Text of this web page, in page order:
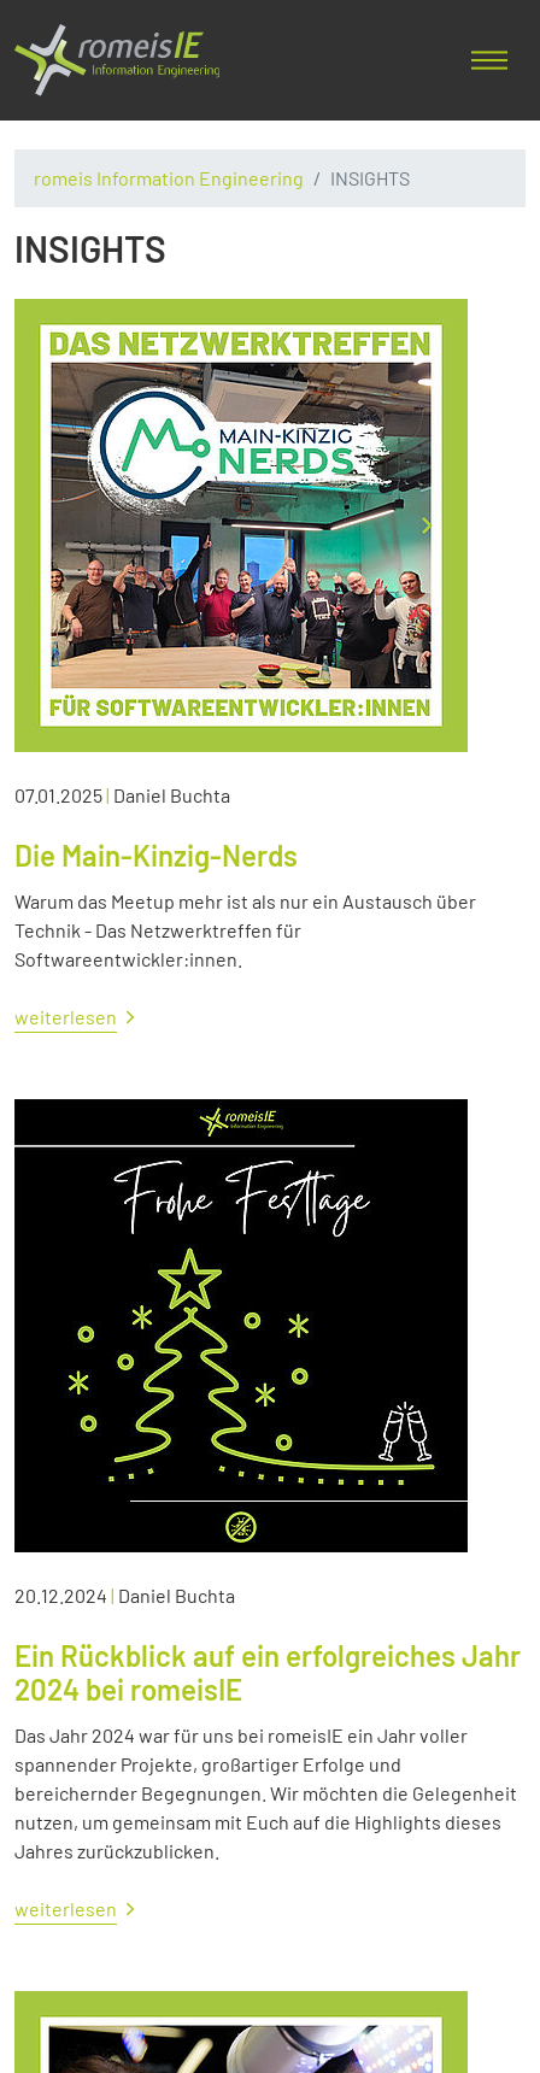
romeis Information Engineering INSIGHTS
INSIGHTS
07.01.2025| Daniel Buchta
Die Main-Kinzig-Nerds
Warum das Meetup mehr ist als nur ein Austausch über
Technik - Das Netzwerktreffen für
Softwareentwickler:innen.
weiterlesen
20.12.2024 | Daniel Buchta
Ein Rückblick auf ein erfolgreiches Jahr
2024 bei romeisIE
Das Jahr 2024 war für uns bei romeisIE ein Jahr voller
spannender Projekte, großartiger Erfolge und
bereichernder Begegnungen. Wir möchten die Gelegenheit
nutzen, um gemeinsam mit Euch auf die Highlights dieses
Jahres zurückzublicken.
weiterlesen